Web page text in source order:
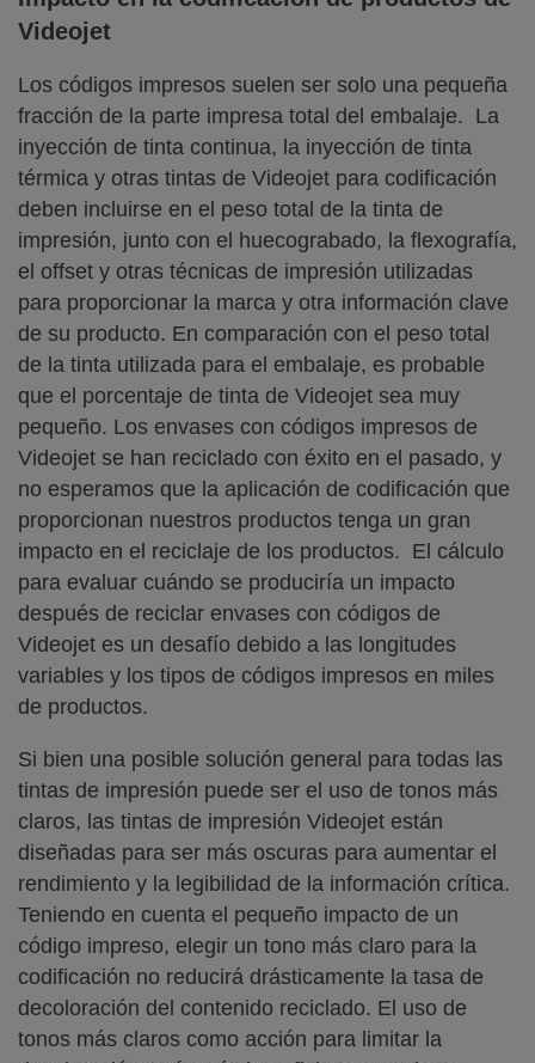
Videojet
Los códigos impresos suelen ser solo una pequeña
fracción de la parte impresa total del embalaje. La
inyección de tinta continua, la inyección de tinta
térmica y otras tintas de Videojet para codificación
deben incluirse en el peso total de la tinta de
impresión, junto con el huecograbado, la flexografía,
el offset y otras técnicas de impresión utilizadas
para proporcionar la marca y otra información clave
de su producto. En comparación con el peso total
de la tinta utilizada para el embalaje, es probable
que el porcentaje de tinta de Videojet sea muy
pequeño. Los envases con códigos impresos de
Videojet se han reciclado con éxito en el pasado, y
no esperamos que la aplicación de codificación que
proporcionan nuestros productos tenga un gran
impacto en el reciclaje de los productos. El cálculo
para evaluar cuándo se produciría un impacto
después de reciclar envases con códigos de
Videojet es un desafío debido a las longitudes
variables y los tipos de códigos impresos en miles
de productos.
Si bien una posible solución general para todas las
tintas de impresión puede ser el uso de tonos más
claros, las tintas de impresión Videojet están
diseñadas para ser más oscuras para aumentar el
rendimiento y la legibilidad de la información crítica.
Teniendo en cuenta el pequeño impacto de un
código impreso, elegir un tono más claro para la
codificación no reducirá drásticamente la tasa de
decoloración del contenido reciclado. El uso de
tonos más claros como acción para limitar la